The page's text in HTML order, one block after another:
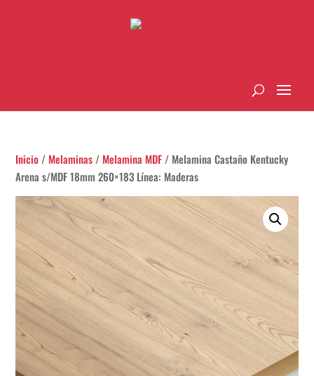
Inicio / Melaminas / Melamina MDF / Melamina Castaño Kentucky
Arena s/MDF 18mm 260×183 Línea: Maderas